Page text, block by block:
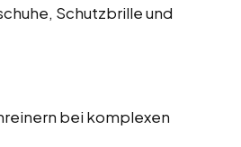
Schutzbrille und
bei komplexen